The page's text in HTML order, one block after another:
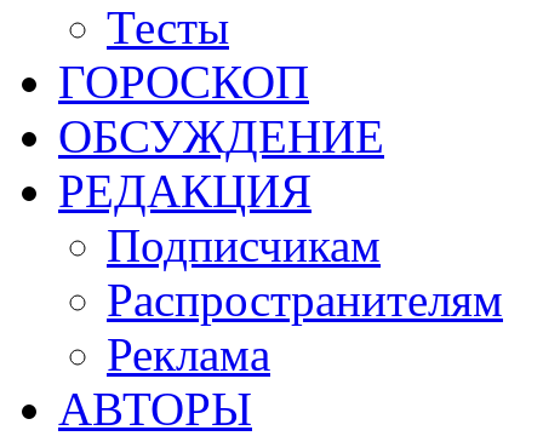
Тесты
ГОРОСКОП
ОБСУЖДЕНИЕ
РЕДАКЦИЯ
Подписчикам
Распространителям
Реклама
АВТОРЫ